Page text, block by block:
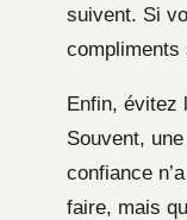
suivent. Si
compliments
Enfin, évitez
Souvent,
confiance
faire, mais